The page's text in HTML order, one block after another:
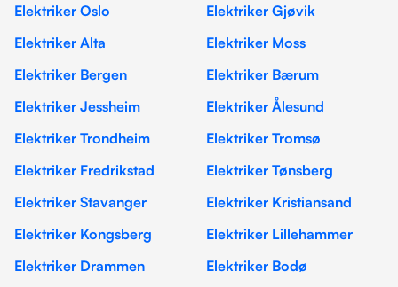
Elektriker Oslo
Elektriker Gjøvik
Elektriker Alta
Elektriker Moss
Elektriker Bergen
Elektriker Bærum
Elektriker Jessheim
Elektriker Ålesund
Elektriker Trondheim
Elektriker Tromsø
Elektriker Fredrikstad
Elektriker Tønsberg
Elektriker Stavanger
Elektriker Kristiansand
Elektriker Kongsberg
Elektriker Lillehammer
Elektriker Drammen
Elektriker Bodø